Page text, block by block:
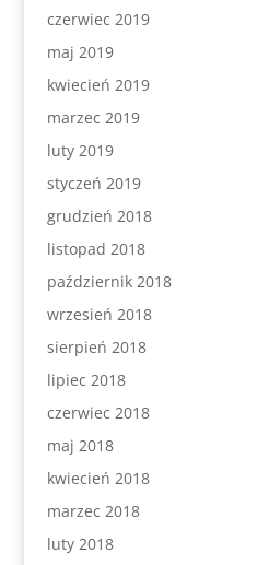
czerwiec 2019
maj 2019
kwiecień 2019
marzec 2019
luty 2019
styczeń 2019
grudzień 2018
listopad 2018
październik 2018
wrzesień 2018
sierpień 2018
lipiec 2018
czerwiec 2018
maj 2018
kwiecień 2018
marzec 2018
luty 2018